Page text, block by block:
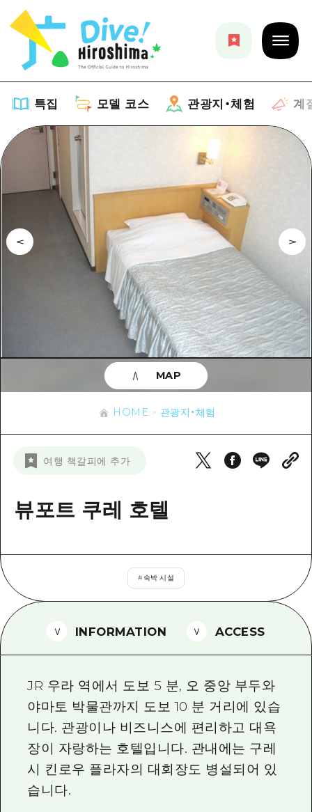
특집 모델 코스 관광지・체험 계
목록
아트
이벤트/축제
음식/술
사이클링
쇼핑
스포츠
나이트 라이프
기준
치유
모델 코스
목록
Dive! Hiroshima 공식 가이드
Hiroshima Moshimo Travel
히로시마시 주변
아키(安芸)
빈고(備後)
미야지마(宮島) 주변
빠른 여행
반나절
1박 2일
2박 3일
관광지・체험
목록
히로시마시 주변
아키(安芸)
빈고(備後)
비북(備北)
게이호쿠(芸北)
야마구치(山口)현 동부
시마네(島根)현
계절 정보
유용한 정보
목록
접근
히로시마 OMOTENASHI 패스
외국인 여행자용 거리 관광안내소
사진 다운로드
재해가 발생했을 때의 교통 정보
관광 안내 책자
뉴스
HOME 관광지・체험
여행 책갈피에 추가
뷰포트 쿠레 호텔
# 숙박 시설
MAP
INFORMATION ACCESS
JR 우라 역에서 도보 5 분, 오 중앙 부두와
야마토 박물관까지 도보 10 분 거리에 있습
니다. 관광이나 비즈니스에 편리하고 대욕
장이 자랑하는 호텔입니다. 관내에는 구레
시 킨로우 플라자의 대회장도 병설되어 있
습니다.